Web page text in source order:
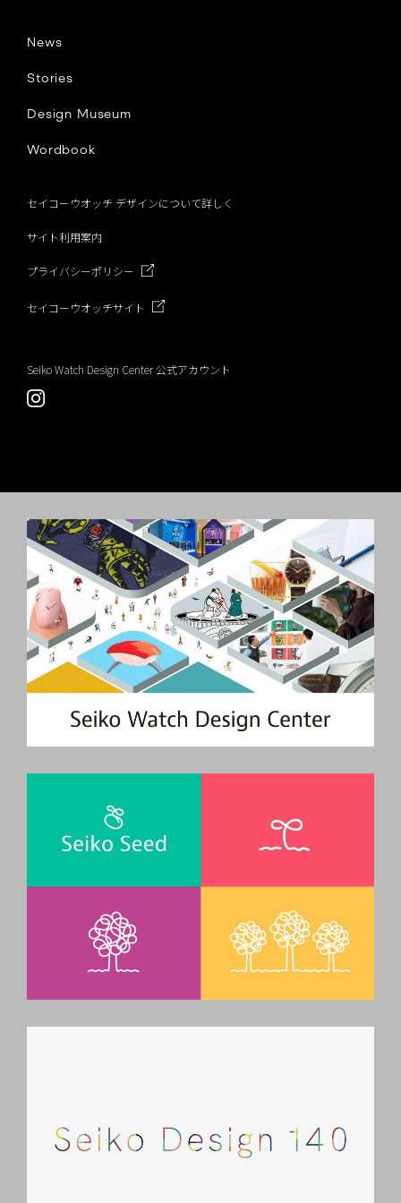
News
Stories
Design Museum
Wordbook
セイコーウオッチ デザインについて詳しく
サイト利用案内
プライバシーポリシー
セイコーウオッチサイト
Seiko Watch Design Center 公式アカウント